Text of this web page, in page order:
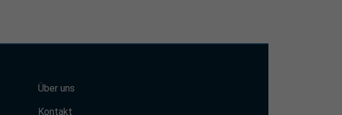
Über uns
Kontakt